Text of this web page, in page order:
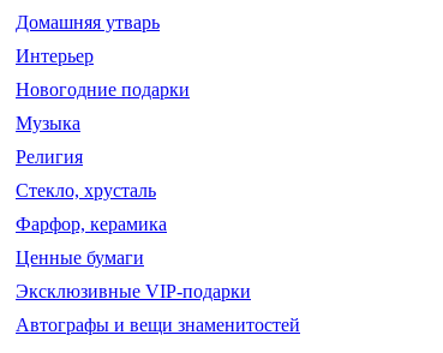
Домашняя утварь
Интерьер
Новогодние подарки
Музыка
Религия
Стекло, хрусталь
Фарфор, керамика
Ценные бумаги
Эксклюзивные VIP-подарки
Автографы и вещи знаменитостей